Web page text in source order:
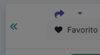
Favorito